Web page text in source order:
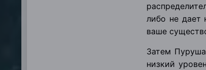
либо не дает
ваше
Затем
низкий